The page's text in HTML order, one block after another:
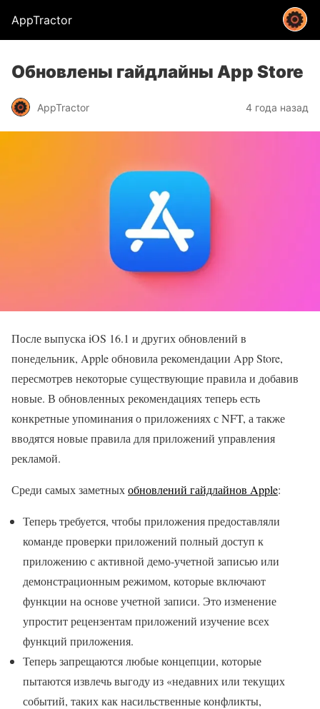
AppTractor
Обновлены гайдлайны App Store
AppTractor 4 года назад
После выпуска iOS 16.1 и других обновлений в
понедельник, Apple обновила рекомендации App Store,
пересмотрев некоторые существующие правила и добавив
новые. В обновленных рекомендациях теперь есть
конкретные упоминания о приложениях с NFT, а также
вводятся новые правила для приложений управления
рекламой.
Среди самых заметныхобновлений гайдлайнов Apple:
Теперь требуется, чтобы приложения предоставляли
команде проверки приложений полный доступ к
приложению с активной демо-учетной записью или
демонстрационным режимом, которые включают
функции на основе учетной записи. Это изменение
упростит рецензентам приложений изучение всех
функций приложения.
Теперь запрещаются любые концепции, которые
пытаются извлечь выгоду из «недавних или текущих
событий, таких как насильственные конфликты,